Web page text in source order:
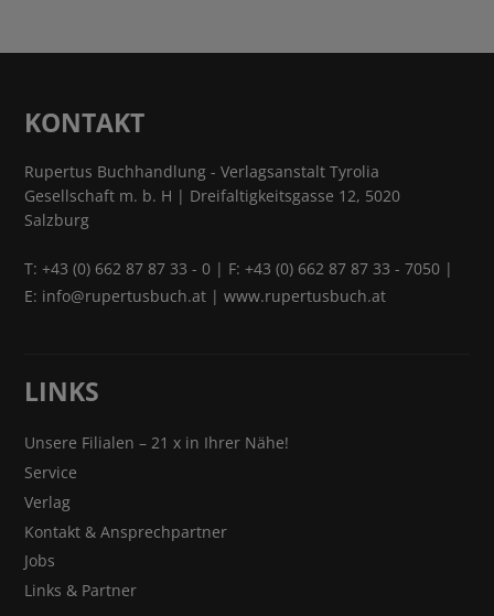
KONTAKT
Rupertus Buchhandlung - Verlagsanstalt Tyrolia
Gesellschaft m. b. H | Dreifaltigkeitsgasse 12, 5020
Salzburg
T:+43 (0) 662 87 87 33 - 0 | F: +43 (0) 662 87 87 33 - 7050 |
E: info@rupertusbuch.at |www.rupertusbuch.at
LINKS
Unsere Filialen – 21 x in Ihrer Nähe!
Service
Verlag
Kontakt & Ansprechpartner
Jobs
Links & Partner